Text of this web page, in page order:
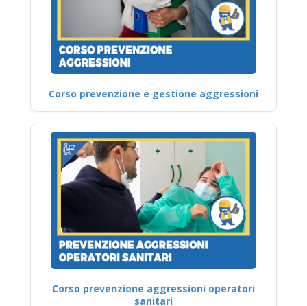
Corso prevenzione e gestione aggressioni
Corso prevenzione aggressioni operatori
sanitari